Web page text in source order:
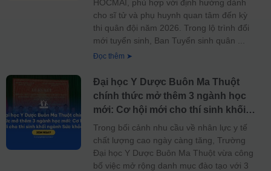
HOCMAI, phù hợp với định hướng dành
cho sĩ tử và phụ huynh quan tâm đến kỳ
thi quân đội năm 2026. Trong lộ trình đổi
mới tuyển sinh, Ban Tuyển sinh quân
Đọc thêm ➤
Đại học Y Dược Buôn Ma Thuột
chính thức mở thêm 3 ngành học
mới: Cơ hội mới cho thí sinh khối
ngành Sức khỏe
Trong bối cảnh nhu cầu về nhân lực y tế
chất lượng cao ngày càng tăng, Trường
Đại học Y Dược Buôn Ma Thuột vừa công
bố việc mở rộng danh mục đào tạo với 3